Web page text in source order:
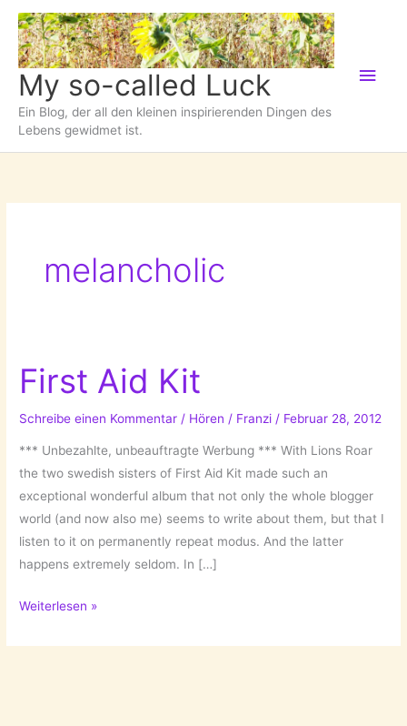
Zum
Inhalt
springen
My so-called Luck
Ein Blog, der all den kleinen inspirierenden Dingen des
Lebens gewidmet ist.
melancholic
First Aid Kit
Schreibe einen Kommentar / Hören / Franzi / Februar 28, 2012
*** Unbezahlte, unbeauftragte Werbung *** With Lions Roar
the two swedish sisters of First Aid Kit made such an
exceptional wonderful album that not only the whole blogger
world (and now also me) seems to write about them, but that I
listen to it on permanently repeat modus. And the latter
happens extremely seldom. In […]
First
Kit
Weiterlesen »